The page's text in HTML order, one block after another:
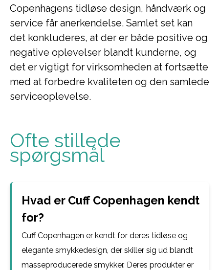
Copenhagens tidløse design, håndværk og
service får anerkendelse. Samlet set kan
det konkluderes, at der er både positive og
negative oplevelser blandt kunderne, og
det er vigtigt for virksomheden at fortsætte
med at forbedre kvaliteten og den samlede
serviceoplevelse.
Ofte stillede
spørgsmål
Hvad er Cuff Copenhagen kendt
for?
Cuff Copenhagen er kendt for deres tidløse og
elegante smykkedesign, der skiller sig ud blandt
masseproducerede smykker. Deres produkter er